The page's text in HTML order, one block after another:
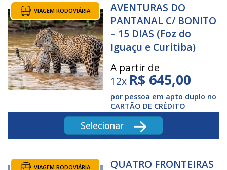
VIAGEM RODOVIÁRIA
AVENTURAS DO
PANTANAL C/ BONITO
– 15 DIAS (Foz do
Iguaçu e Curitiba)
A partir de
12x R$ 645,00
por pessoa em apto duplo no
CARTÃO DE CRÉDITO
Selecionar
VIAGEM RODOVIÁRIA
QUATRO FRONTEIRAS